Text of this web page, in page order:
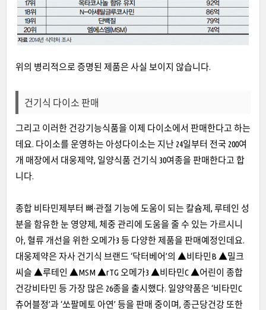
위의 병리적으로 증명된 제품은 사실 보이지 않습니다.
건기식 다이소 판매
그리고 이러한 건강기능식품을 이제 다이소에서 판매한다고 하는
데요. 다이소를 운영하는 아성다이소는 지난 24일부터 전국 200여
개 매장에서 대웅제약, 일양식품 건기식 30여종을 판매한다고 합
니다.
종합 비타민제부터 뼈·관절 기능에 도움이 되는 칼슘제, 루테인 성
분을 함유한 눈 영양제, 체중 관리에 도움을 줄 수 있는 가르시니
아, 혈류 개선을 위한 오메가3 등 다양한 제품을 판매예정인데요.
대웅제약은 자사 건기식 브랜드 ‘닥터베어’의 ▲비타민B ▲밀크
씨슬 ▲루테인 ▲MSM ▲rTG 오메가3 ▲비타민C ▲어린이 종합
건강비타민 등 가장 많은 26종을 출시했다. 일양약품은 ‘비타민C
츄어블정’과 ‘쏘팔메토 아연’ 등을 판매 중이며, 종근당건강 또한